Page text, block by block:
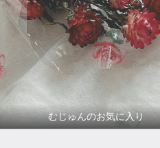
むじゅんのお気に入り